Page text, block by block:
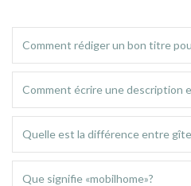
Comment rédiger un bon titre
Comment écrire une description
Quelle est la différence entre
Que signifie «mobilhome»?